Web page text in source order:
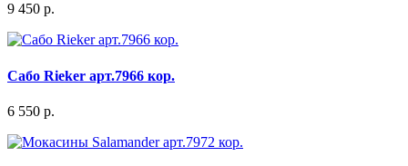
9 450 р.
Сабо Rieker арт.7966 кор.
6 550 р.